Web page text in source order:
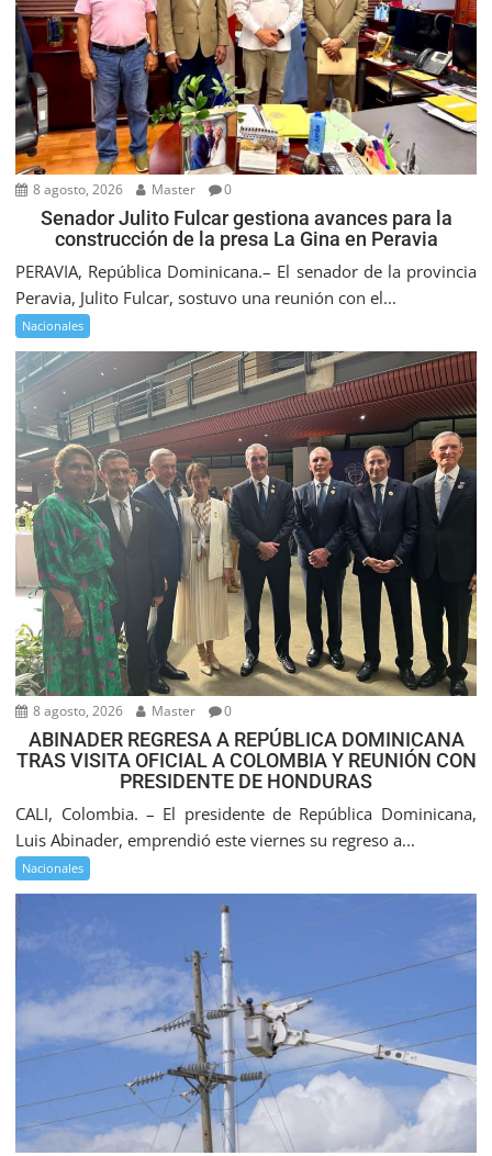
8 agosto, 2026 Master 0
Senador Julito Fulcar gestiona avances para la
construcción de la presa La Gina en Peravia
PERAVIA, República Dominicana.– El senador de la provincia
Peravia, Julito Fulcar, sostuvo una reunión con el...
Nacionales
8 agosto, 2026 Master 0
ABINADER REGRESA A REPÚBLICA DOMINICANA
TRAS VISITA OFICIAL A COLOMBIA Y REUNIÓN CON
PRESIDENTE DE HONDURAS
CALI, Colombia. – El presidente de República Dominicana,
Luis Abinader, emprendió este viernes su regreso a...
Nacionales